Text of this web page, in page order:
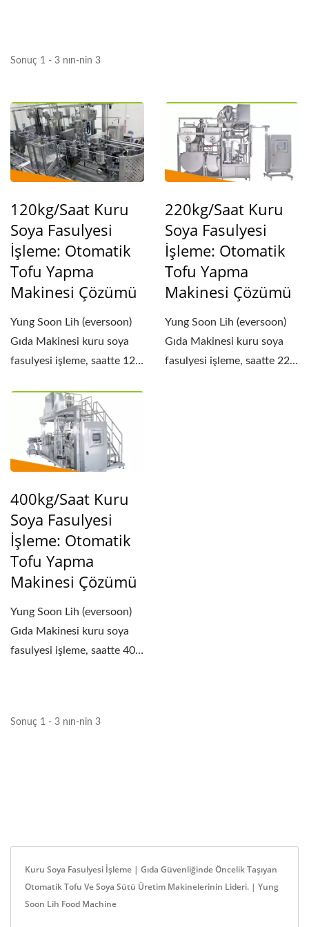
MACHINE CO., LTD.
Sonuç 1 - 3 nın-nin 3
120kg/saat Kuru
Soya Fasulyesi
İşleme: Otomatik
Tofu Yapma
Makinesi Çözümü
Yung Soon Lih (eversoon)
Gıda Makinesi kuru soya
fasulyesi işleme, saatte 120
220kg/saat Kuru
Soya Fasulyesi
İşleme: Otomatik
Tofu Yapma
Makinesi Çözümü
Yung Soon Lih (eversoon)
Gıda Makinesi kuru soya
fasulyesi işleme, saatte 220
400kg/saat Kuru
Soya Fasulyesi
İşleme: Otomatik
Tofu Yapma
Makinesi Çözümü
Yung Soon Lih (eversoon)
Gıda Makinesi kuru soya
fasulyesi işleme, saatte 400
Sonuç 1 - 3 nın-nin 3
Kuru Soya Fasulyesi İşleme | Gıda Güvenliğinde Öncelik Taşıyan
Otomatik Tofu Ve Soya Sütü Üretim Makinelerinin Lideri. | Yung
Soon Lih Food Machine